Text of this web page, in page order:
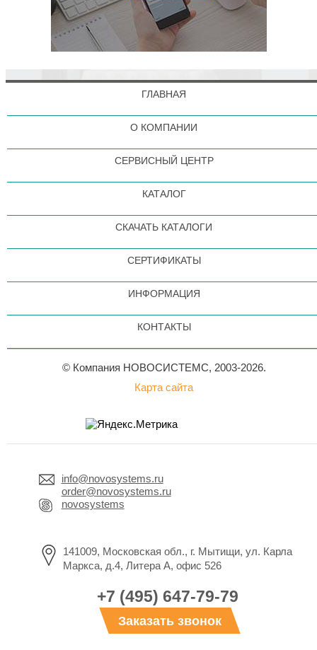
ГЛАВНАЯ
О КОМПАНИИ
СЕРВИСНЫЙ ЦЕНТР
КАТАЛОГ
СКАЧАТЬ КАТАЛОГИ
СЕРТИФИКАТЫ
ИНФОРМАЦИЯ
КОНТАКТЫ
© Компания НОВОСИСТЕМС, 2003-2026.
Карта сайта
info@novosystems.ru
order@novosystems.ru
novosystems
141009, Московская обл., г. Мытищи, ул. Карла
Маркса, д.4, Литера А, офис 526
+7 (495) 647-79-79
Заказать звонок